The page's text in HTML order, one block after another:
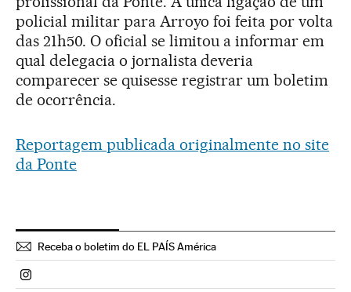
policial militar para Arroyo foi feita por volta
das 21h50. O oficial se limitou a informar em
qual delegacia o jornalista deveria
comparecer se quisesse registrar um boletim
de ocorrência.
Reportagem publicada originalmente no site
da Ponte
Receba o boletim do EL PAÍS América
Politica El País Brasil en Instagram